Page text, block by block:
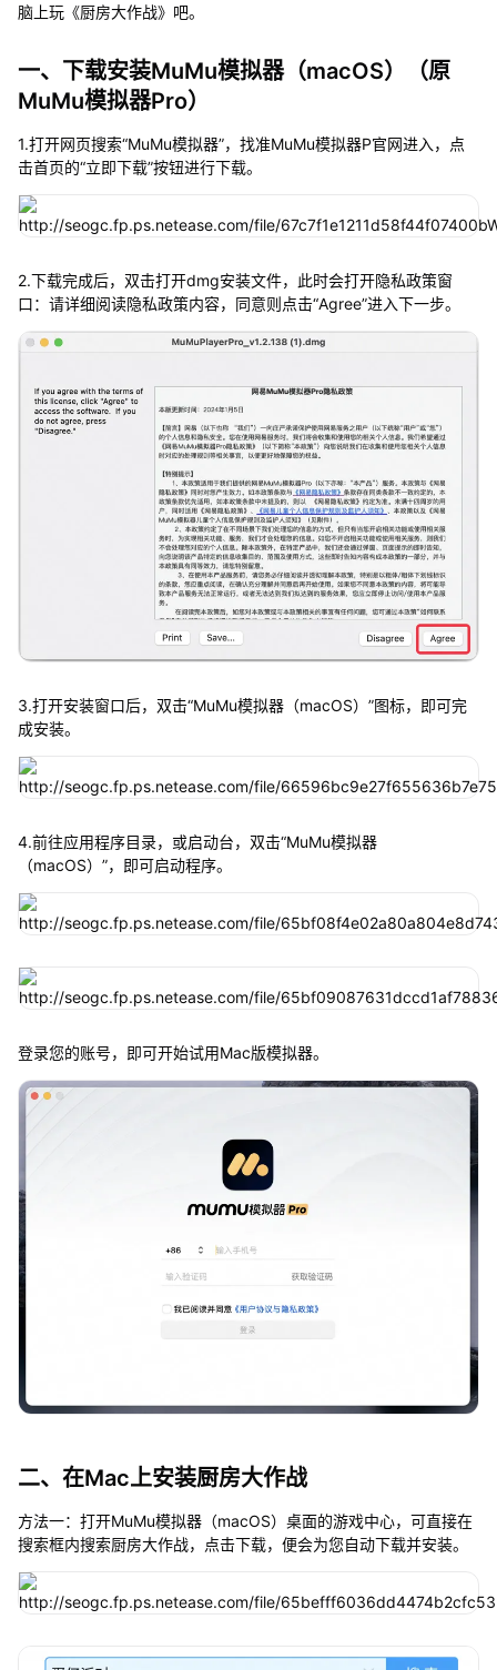
脑上玩《厨房大作战》吧。
一、下载安装MuMu模拟器（macOS）（原
MuMu模拟器Pro）
1.打开网页搜索“MuMu模拟器”，找准MuMu模拟器P官网进入，点
击首页的“立即下载”按钮进行下载。
2.下载完成后，双击打开dmg安装文件，此时会打开隐私政策窗
口：请详细阅读隐私政策内容，同意则点击“Agree”进入下一步。
3.打开安装窗口后，双击“MuMu模拟器（macOS）”图标，即可完
成安装。
4.前往应用程序目录，或启动台，双击“MuMu模拟器
（macOS）”，即可启动程序。
登录您的账号，即可开始试用Mac版模拟器。
二、在Mac上安装厨房大作战
方法一：打开MuMu模拟器（macOS）桌面的游戏中心，可直接在
搜索框内搜索厨房大作战，点击下载，便会为您自动下载并安装。